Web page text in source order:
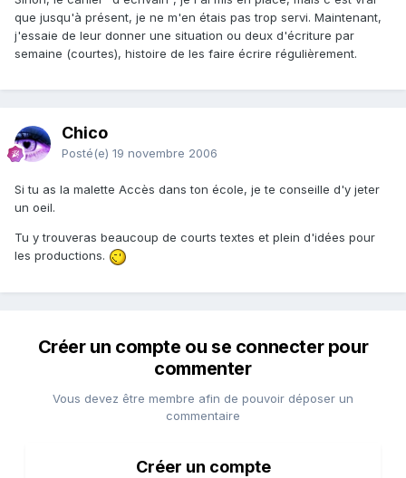
que jusqu'à présent, je ne m'en étais pas trop servi. Maintenant,
j'essaie de leur donner une situation ou deux d'écriture par
semaine (courtes), histoire de les faire écrire régulièrement.
Chico
Posté(e) 19 novembre 2006
Si tu as la malette Accès dans ton école, je te conseille d'y jeter
un oeil.
Tu y trouveras beaucoup de courts textes et plein d'idées pour
les productions.
Créer un compte ou se connecter pour
commenter
Vous devez être membre afin de pouvoir déposer un
commentaire
Créer un compte